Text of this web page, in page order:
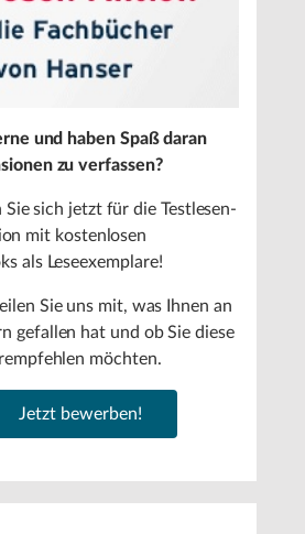
und haben Spaß daran
zu verfassen?
Sie sich jetzt für die Testlesen-
mit kostenlosen
als Leseexemplare!
Sie uns mit, was Ihnen an
gefallen hat und ob Sie diese
möchten.
Jetzt bewerben!